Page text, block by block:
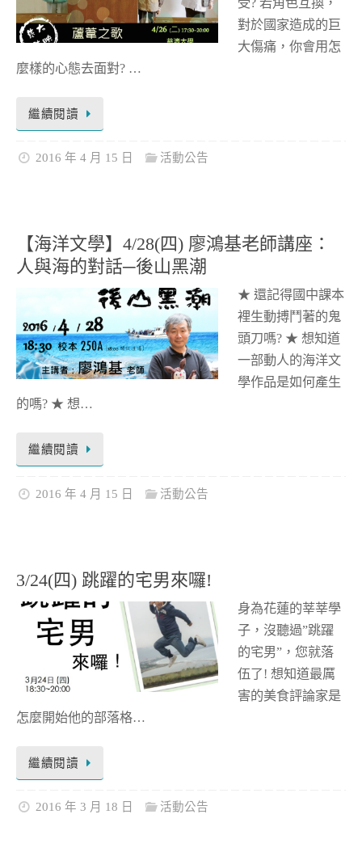
受? 若角色互換，
對於國家造成的巨
大傷痛，你會用怎
麼樣的心態去面對? …
繼續閱讀
2016 年 4 月 15 日 活動公告
【海洋文學】4/28(四) 廖鴻基老師講座：
人與海的對話─後山黑潮
★ 還記得國中課本
裡生動搏鬥著的鬼
頭刀嗎? ★ 想知道
一部動人的海洋文
學作品是如何產生
的嗎? ★ 想…
繼續閱讀
2016 年 4 月 15 日 活動公告
3/24(四) 跳躍的宅男來囉!
身為花蓮的莘莘學
子，沒聽過”跳躍
的宅男”，您就落
伍了! 想知道最厲
害的美食評論家是
怎麼開始他的部落格…
繼續閱讀
2016 年 3 月 18 日 活動公告